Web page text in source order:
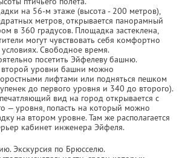
на 56-м этаже (высота - 200 метров),
метров, открывается панорамный
в 360 градусов. Площадка застеклена,
могут чувствовать себя комфортно
Свободное время.
посетить Эйфелеву башню.
второй уровни башни можно
лифтами или подняться пешком
до первого уровня и 340 до второго).
вид на город открывается с
— уровня, попасть на который можно
на втором уровне. Там же располагается
кабинет инженера Эйфеля.
Экскурсия по Брюсселю.